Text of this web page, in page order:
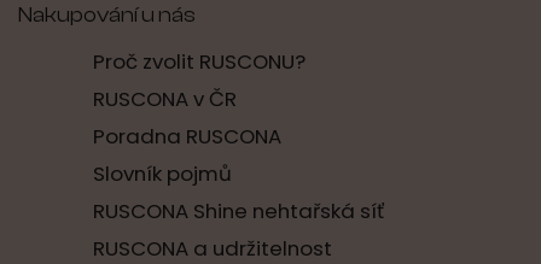
Nakupování u nás
Proč zvolit RUSCONU?
RUSCONA v ČR
Poradna RUSCONA
Slovník pojmů
RUSCONA Shine nehtařská síť
RUSCONA a udržitelnost